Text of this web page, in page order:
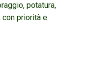
potatura,
priorità e